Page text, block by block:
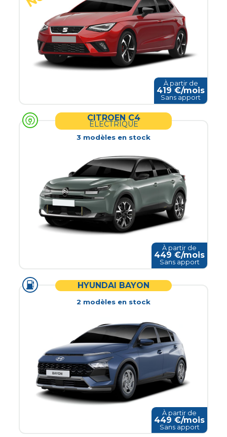
À partir de
419 €/mois
Sans apport
CITROEN C4
ELECTRIQUE
3 modèles en stock
À partir de
449 €/mois
Sans apport
HYUNDAI BAYON
2 modèles en stock
À partir de
449 €/mois
Sans apport